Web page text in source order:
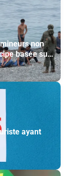
non
basée sur
diplomatique)
ayant